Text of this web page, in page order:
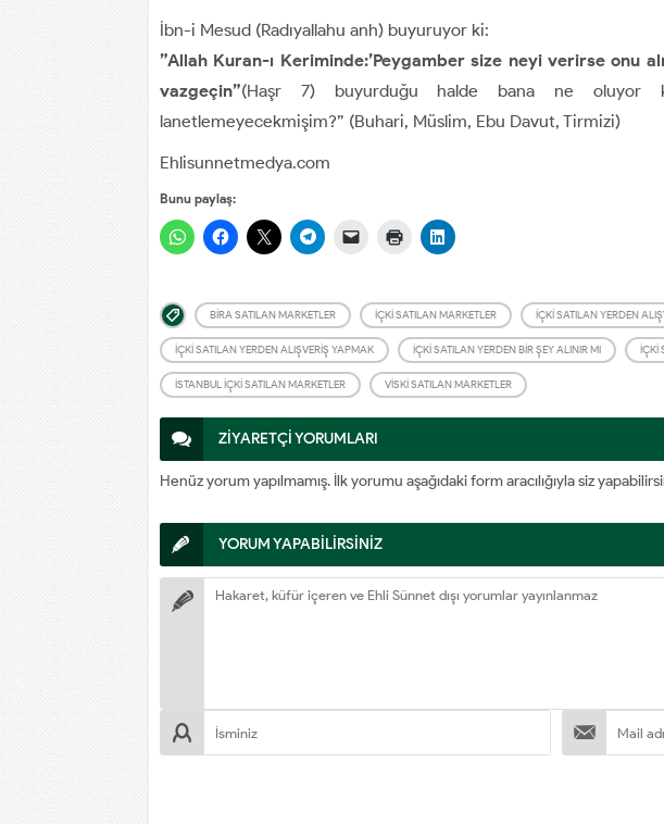
İbn-i Mesud (Radıyallahu anh) buyuruyor ki:
”Allah Kuran-ı Keriminde:’Peygamber size neyi verirse onu
vazgeçin”(Haşr 7) buyurduğu halde bana ne oluyor ki
lanetlemeyecekmişim?” (Buhari, Müslim, Ebu Davut, Tirmizi)
Ehlisunnetmedya.com
Bunu paylaş:
BIRA SATILAN MARKETLER İÇKI SATILAN MARKETLER İÇKI SATILAN YERDEN
İÇKI SATILAN YERDEN ALIŞVERIŞ YAPMAK İÇKI SATILAN YERDEN BIR ŞEY ALINIR MI İÇKI
İSTANBUL IÇKI SATILAN MARKETLER VISKI SATILAN MARKETLER
ZİYARETÇİ YORUMLARI
Henüz yorum yapılmamış. İlk yorumu aşağıdaki form aracılığıyla siz
YORUM YAPABİLİRSİNİZ